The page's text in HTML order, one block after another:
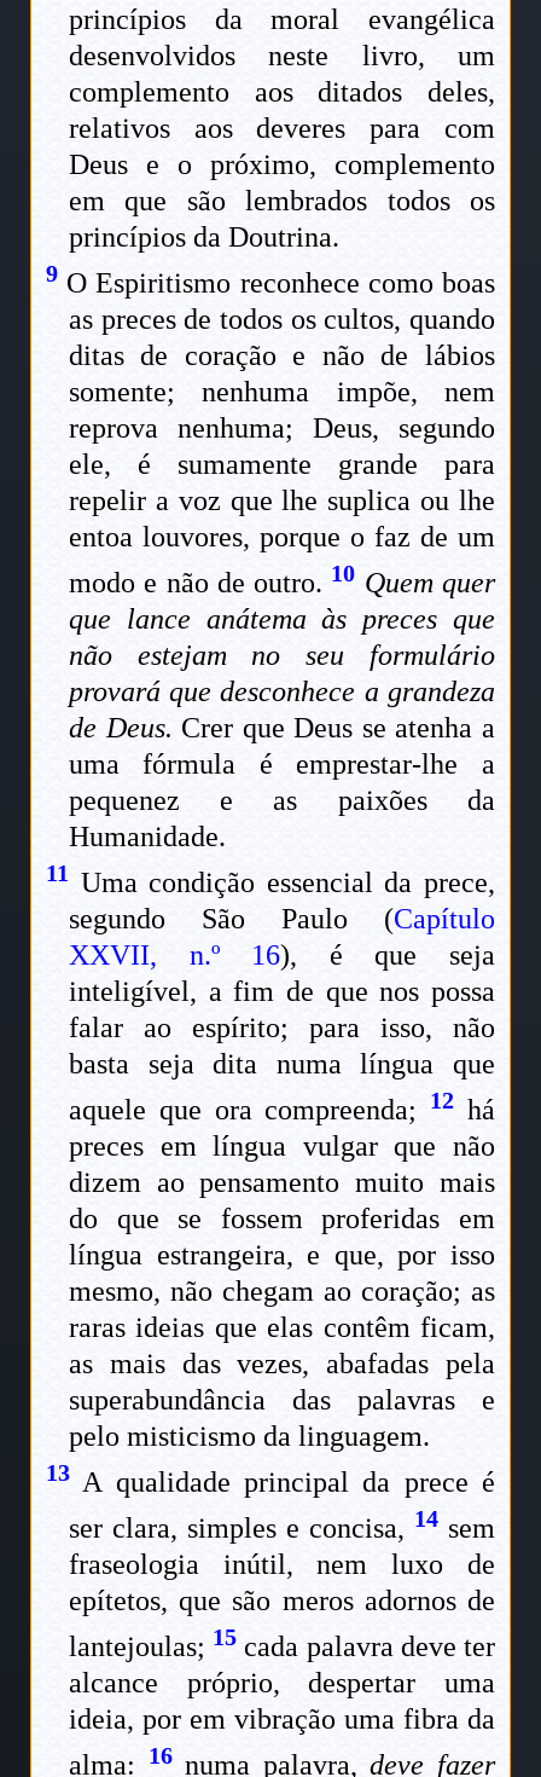
princípios da moral evangélica
desenvolvidos neste livro, um
complemento aos ditados deles,
relativos aos deveres para com
Deus e o próximo, complemento
em que são lembrados todos os
princípios da Doutrina.
9 O Espiritismo reconhece como boas
as preces de todos os cultos, quando
ditas de coração e não de lábios
somente; nenhuma impõe, nem
reprova nenhuma; Deus, segundo
ele, é sumamente grande para
repelir a voz que lhe suplica ou lhe
entoa louvores, porque o faz de um
modo e não de outro. 10 Quem quer
que lance anátema às preces que
não estejam no seu formulário
provará que desconhece a grandeza
de Deus. Crer que Deus se atenha a
uma fórmula é emprestar-lhe a
pequenez e as paixões da
Humanidade.
11 Uma condição essencial da prece,
segundo São Paulo (Capítulo
XXVII, n.º 16), é que seja
inteligível, a fim de que nos possa
falar ao espírito; para isso, não
basta seja dita numa língua que
aquele que ora compreenda;
12 há
preces em língua vulgar que não
dizem ao pensamento muito mais
do que se fossem proferidas em
língua estrangeira, e que, por isso
mesmo, não chegam ao coração; as
raras ideias que elas contêm ficam,
as mais das vezes, abafadas pela
superabundância das palavras e
pelo misticismo da linguagem.
13 A qualidade principal da prece é
ser clara, simples e concisa, 14sem
fraseologia inútil, nem luxo de
epítetos, que são meros adornos de
lantejoulas; 15 cada palavra deve ter
alcance próprio, despertar uma
ideia, por em vibração uma fibra da
alma:
16numa palavra,deve fazer